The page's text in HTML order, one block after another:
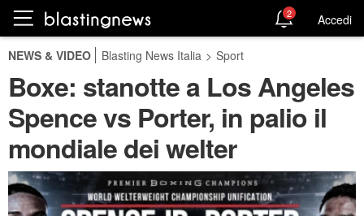
2 Accedi
NEWS & VIDEO Blasting News Italia > Sport
Boxe: stanotte a Los Angeles
Spence vs Porter, in palio il
mondiale dei welter